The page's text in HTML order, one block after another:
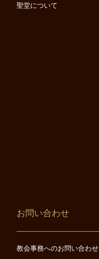
聖堂について
お問い合わせ
教会事務へのお問い合わせ